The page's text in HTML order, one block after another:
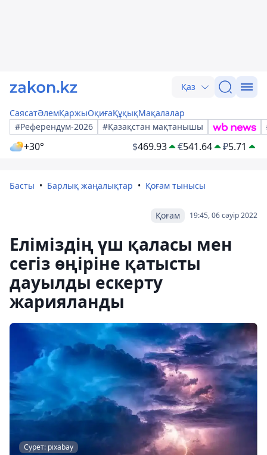
Қаз
СаясатӘлемҚаржыОқиғаҚұқықМақалалар
#Референдум-2026
#Қазақстан мақтанышы
+30° $469.93 €541.64 ₽5.71
Басты Барлық жаңалықтар Қоғам тынысы
19:45, 06 сәуір 2022
Қоғам
Еліміздің үш қаласы мен
сегіз өңіріне қатысты
дауылды ескерту
жарияланды
Сурет: pixabay